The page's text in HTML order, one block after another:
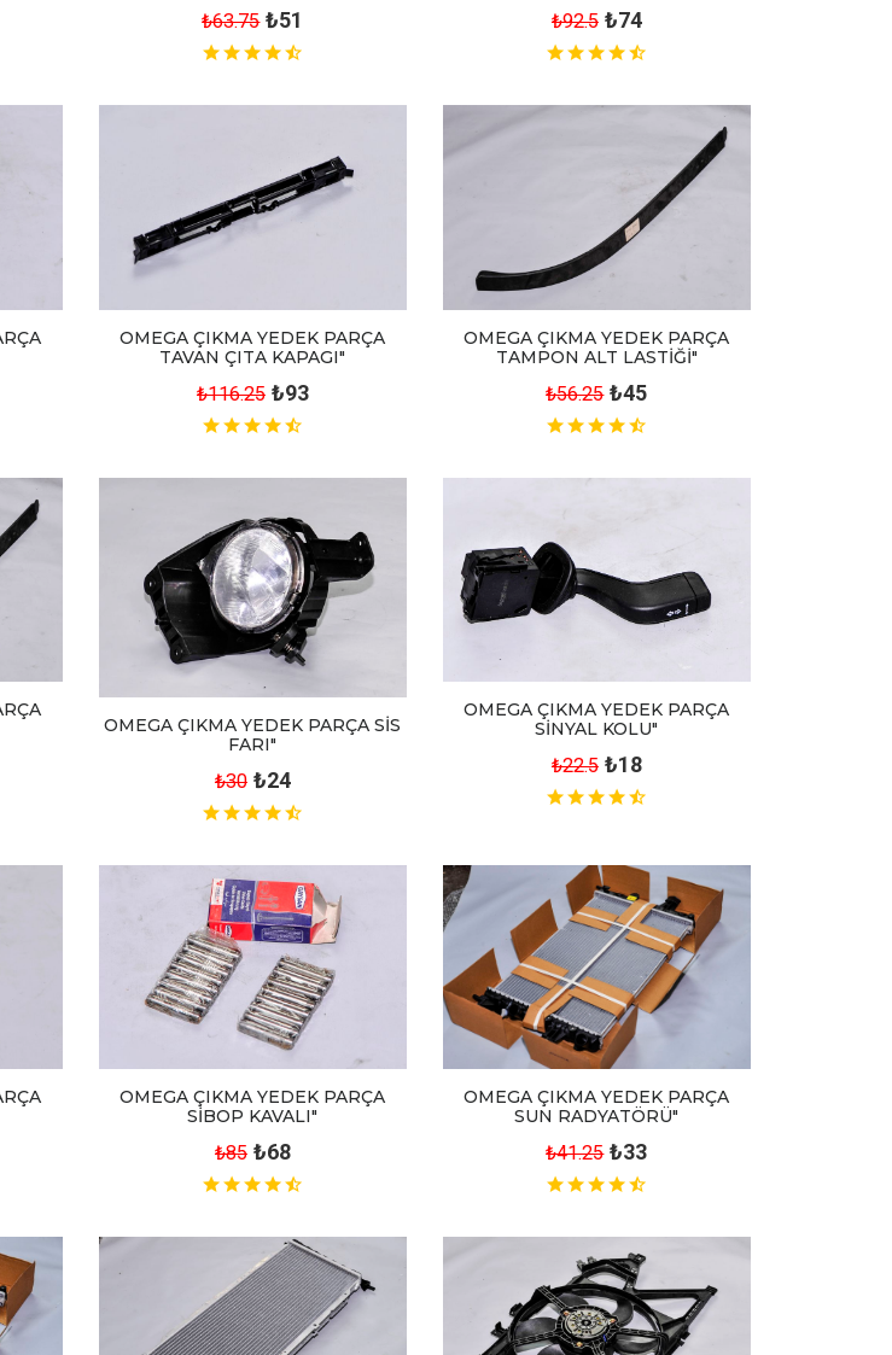
₺63.75 ₺51 ₺92.5 ₺74
OMEGA ÇIKMA YEDEK PARÇA
TAVAN ÇITA KAPAGI"
₺116.25 ₺93
OMEGA ÇIKMA YEDEK PARÇA
TAMPON ALT LASTİĞİ"
₺56.25 ₺45
OMEGA ÇIKMA YEDEK PARÇA SİS
FARI"
₺30 ₺24
OMEGA ÇIKMA YEDEK PARÇA
SİNYAL KOLU"
₺22.5 ₺18
OMEGA ÇIKMA YEDEK PARÇA
SİBOP KAVALI"
₺85 ₺68
OMEGA ÇIKMA YEDEK PARÇA
SUN RADYATÖRÜ"
₺41.25 ₺33